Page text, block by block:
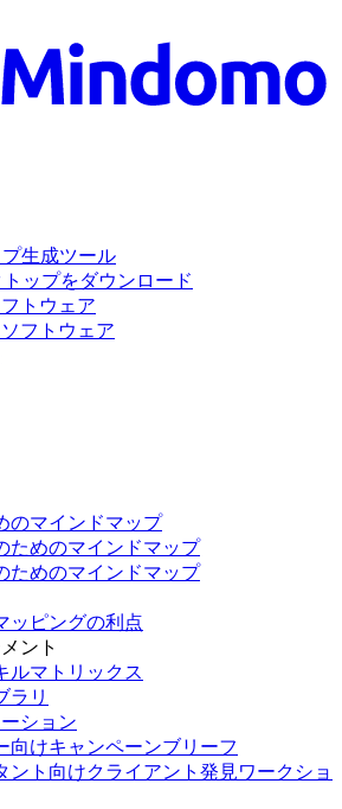
生成ツール
ップをダウンロード
トウェア
フトウェア
のマインドマップ
ためのマインドマップ
ためのマインドマップ
ッピングの利点
ント
ルマトリックス
ラリ
ション
向けキャンペーンブリーフ
ント向けクライアント発見ワークショ